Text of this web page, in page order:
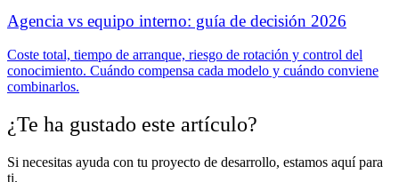
Agencia vs equipo interno: guía de decisión 2026
Coste total, tiempo de arranque, riesgo de rotación y control del
conocimiento. Cuándo compensa cada modelo y cuándo conviene
combinarlos.
¿Te ha gustado este artículo?
Si necesitas ayuda con tu proyecto de desarrollo, estamos aquí para
ti.